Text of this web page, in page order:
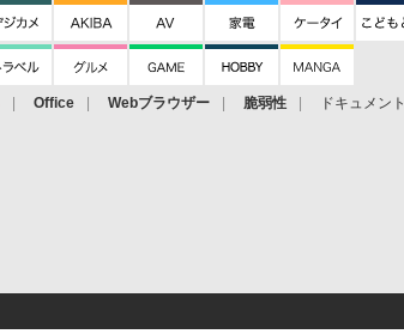
Office Webブラウザー 脆弱性 ドキュメント